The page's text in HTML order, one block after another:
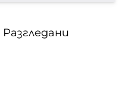
Разгледани